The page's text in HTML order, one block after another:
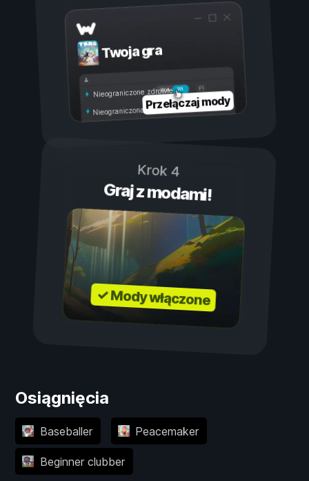
Twoja gra
Wł.
Wył.
Nieograniczone zdrowie
Nieograniczona wytrzymałość
Przełączaj mody
Krok 4
Graj z modami!
✓ Mody włączone
Osiągnięcia
Baseballer Peacemaker
Beginner clubber